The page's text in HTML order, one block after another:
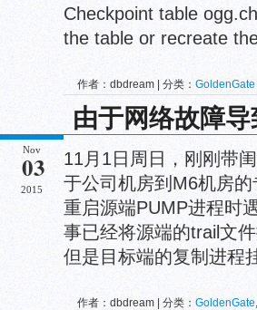
Checkpoint table
the table or recreate
作者：dbdream | 分类： GoldenGate
由于网络故障
Nov
03
2015
11月1日周日，刚刚带
于公司机房到M6机房
重启源端PUMP进程时
事已经将源端的trail文
但是目标端的复制进程
作者：dbdream | 分类： GoldenGate,